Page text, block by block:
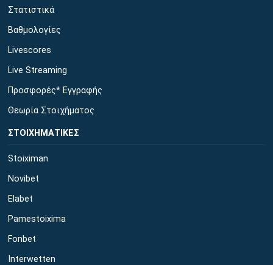
Στατιστικά
Βαθμολογίες
Livescores
Live Streaming
Προσφορές* Εγγραφής
Θεωρία Στοιχήματος
ΣΤΟΙΧΗΜΑΤΙΚΕΣ
Stoiximan
Novibet
Elabet
Pamestoixima
Fonbet
Interwetten